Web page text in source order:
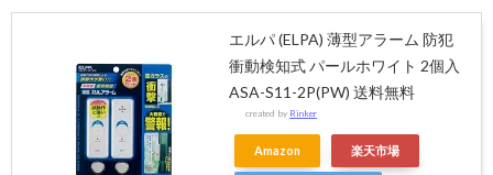
エルパ (ELPA) 薄型アラーム 防犯
衝動検知式 パールホワイト 2個入
ASA-S11-2P(PW) 送料無料
created by Rinker
Amazon 楽天市場